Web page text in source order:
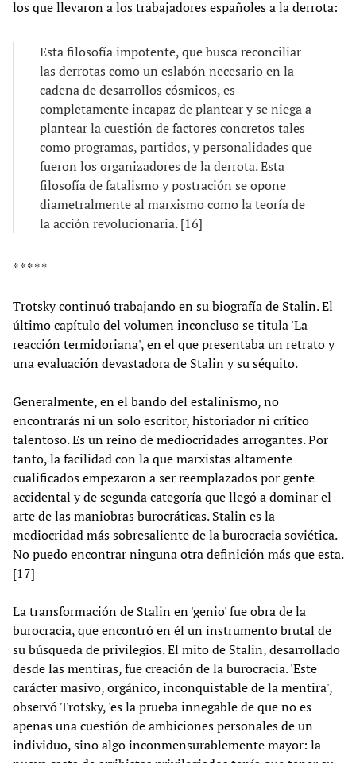
los que llevaron a los trabajadores españoles a la derrota:
Esta filosofía impotente, que busca reconciliar
las derrotas como un eslabón necesario en la
cadena de desarrollos cósmicos, es
completamente incapaz de plantear y se niega a
plantear la cuestión de factores concretos tales
como programas, partidos, y personalidades que
fueron los organizadores de la derrota. Esta
filosofía de fatalismo y postración se opone
diametralmente al marxismo como la teoría de
la acción revolucionaria. [16]
* * * * *
Trotsky continuó trabajando en su biografía de Stalin. El
último capítulo del volumen inconcluso se titula 'La
reacción termidoriana', en el que presentaba un retrato y
una evaluación devastadora de Stalin y su séquito.
Generalmente, en el bando del estalinismo, no
encontrarás ni un solo escritor, historiador ni crítico
talentoso. Es un reino de mediocridades arrogantes. Por
tanto, la facilidad con la que marxistas altamente
cualificados empezaron a ser reemplazados por gente
accidental y de segunda categoría que llegó a dominar el
arte de las maniobras burocráticas. Stalin es la
mediocridad más sobresaliente de la burocracia soviética.
No puedo encontrar ninguna otra definición más que esta.
[17]
La transformación de Stalin en 'genio' fue obra de la
burocracia, que encontró en él un instrumento brutal de
su búsqueda de privilegios. El mito de Stalin, desarrollado
desde las mentiras, fue creación de la burocracia. 'Este
carácter masivo, orgánico, inconquistable de la mentira',
observó Trotsky, 'es la prueba innegable de que no es
apenas una cuestión de ambiciones personales de un
individuo, sino algo inconmensurablemente mayor: la